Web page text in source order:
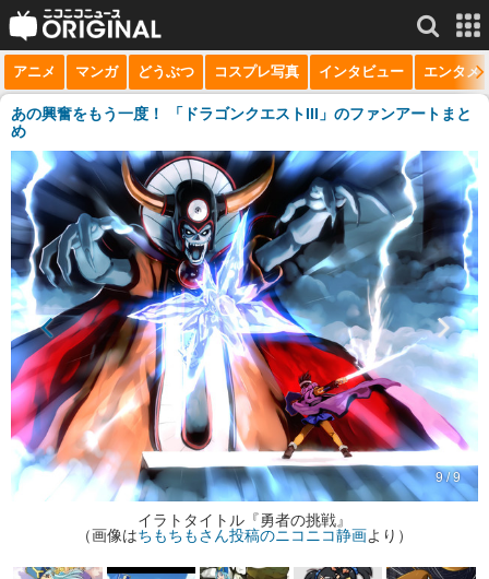
サービス一覧 もっと見る
niconico
動画
生放送
ニュース
チャンネル
マンガ
ニコニコQ
アニメ マンガ どうぶつ コスプレ写真 インタビュー エンタメ
あの興奮をもう一度！ 「ドラゴンクエストIII」のファンアートまと
め
9 / 9
イラトタイトル『勇者の挑戦』
（画像はちもちもさん投稿のニコニコ静画より）